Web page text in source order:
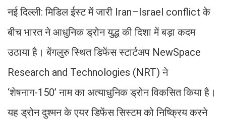
नई दिल्ली: मिडिल ईस्ट में जारी Iran–Israel conflict के
बीच भारत ने आधुनिक ड्रोन युद्ध की दिशा में बड़ा कदम
उठाया है। बेंगलुरु स्थित डिफेंस स्टार्टअप NewSpace
Research and Technologies (NRT) ने
‘शेषनाग-150’ नाम का अत्याधुनिक ड्रोन विकसित किया है।
यह ड्रोन दुश्मन के एयर डिफेंस सिस्टम को निष्क्रिय करने